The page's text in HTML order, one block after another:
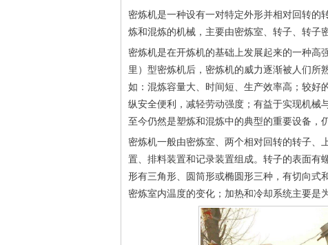
密炼机是一种设有一对特定外形并相对回转的
炼和混炼的机械，主要由密炼室、转子、转子
密炼机是在开炼机的基础上发展起来的一种
里）型密炼机后，密炼机的威力逐渐被人们所
如：混炼容量大、时间短、生产效率高；较好
纵安全便利，减轻劳动强度；有益于实现机械
至今仍然是塑炼和混炼中的典型的重要设备
密炼机一般由密炼室、两个相对回转的转子、
置、排料装置和记录装置组成。转子的表面有
形有三角形、圆筒形或椭圆形三种，有切向式
密炼室内温度的变化；加热和冷却系统主要是